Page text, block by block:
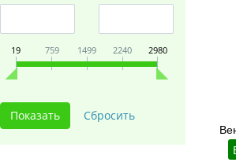
19 759 1499 2240 2980